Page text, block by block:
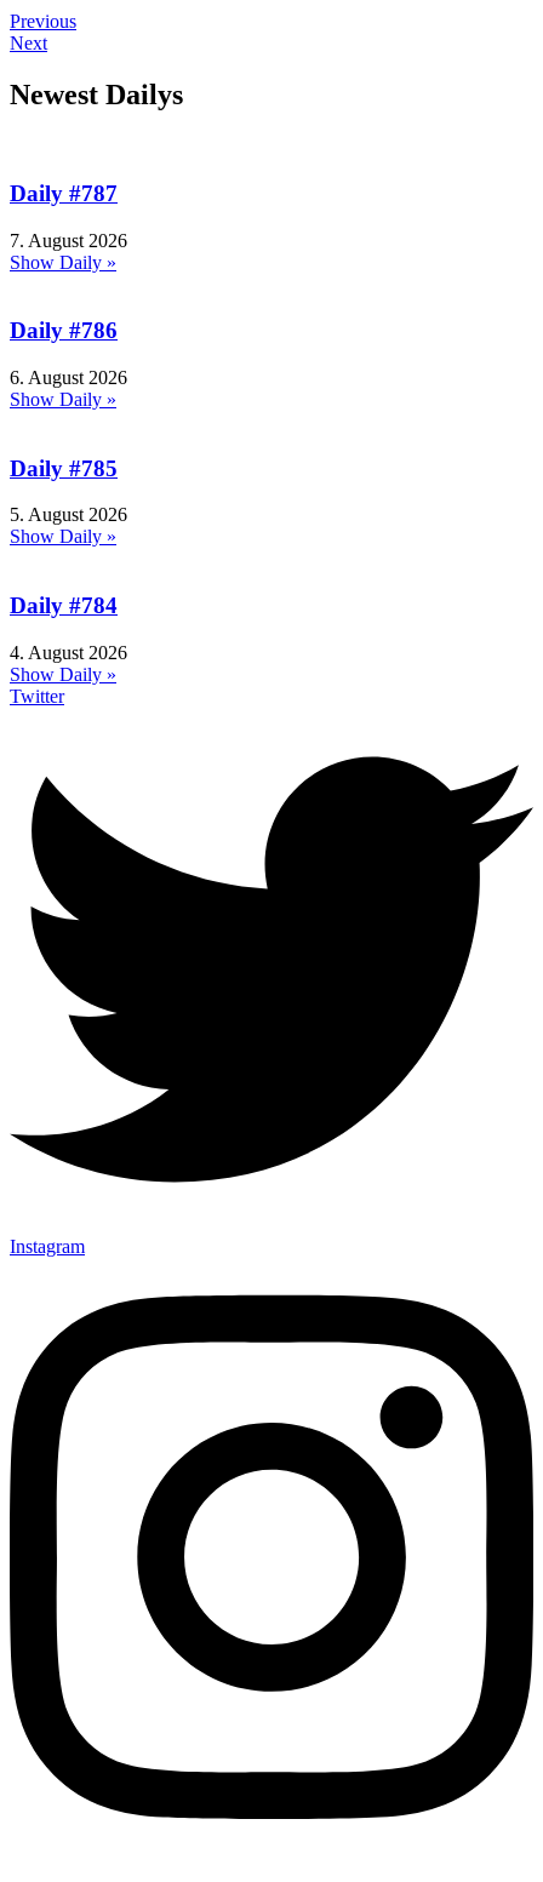
Previous
Next
Newest Dailys
Daily #787
7. August 2026
Show Daily »
Daily #786
6. August 2026
Show Daily »
Daily #785
5. August 2026
Show Daily »
Daily #784
4. August 2026
Show Daily »
Twitter
Instagram